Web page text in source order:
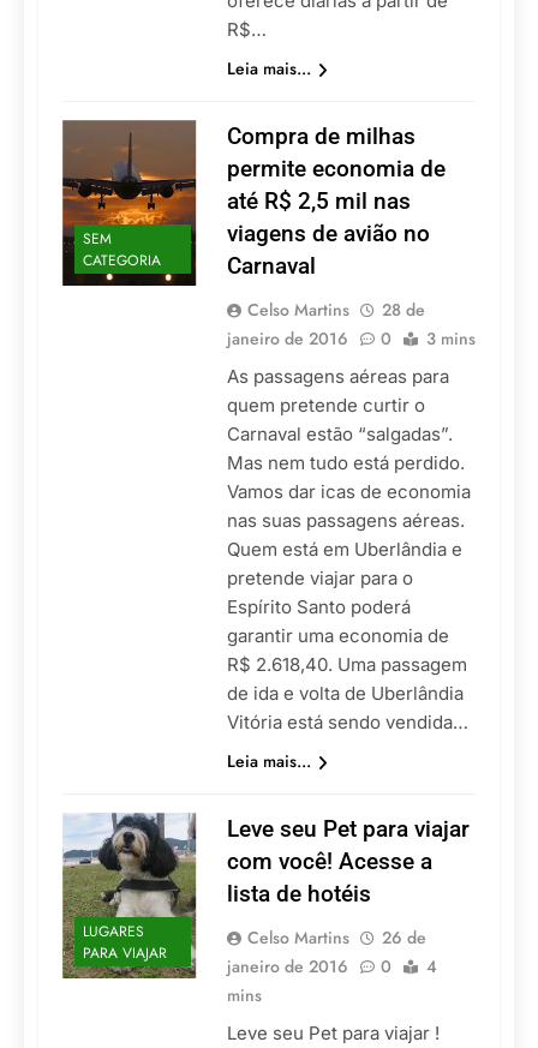
R$…
Leia mais...
SEM
CATEGORIA
Compra de milhas
permite economia de
até R$ 2,5 mil nas
viagens de avião no
Carnaval
Celso Martins
28 de
janeiro de 2016
0 3 mins
As passagens aéreas para
quem pretende curtir o
Carnaval estão “salgadas”.
Mas nem tudo está perdido.
Vamos dar icas de economia
nas suas passagens aéreas.
Quem está em Uberlândia e
pretende viajar para o
Espírito Santo poderá
garantir uma economia de
R$ 2.618,40. Uma passagem
de ida e volta de Uberlândia
Vitória está sendo vendida…
Leia mais...
LUGARES
PARA VIAJAR
Leve seu Pet para viajar
com você! Acesse a
lista de hotéis
Celso Martins
26 de
janeiro de 2016
0
4
mins
Leve seu Pet para viajar !